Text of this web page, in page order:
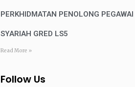
PERKHIDMATAN PENOLONG PEGAWAI
SYARIAH GRED LS5
Read More »
Follow Us